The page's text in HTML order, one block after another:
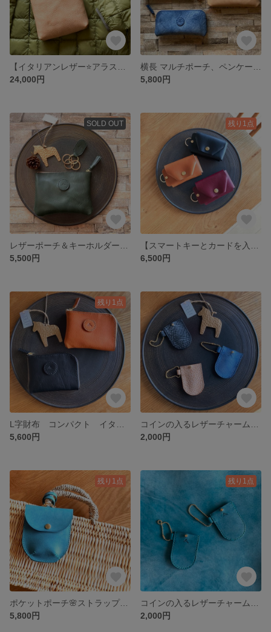
24,000円
5,800円
SOLD OUT
5,500円
残り1点
6,500円
残り1点
5,600円
2,000円
残り1点
ポケットポーチ🌸ストラップ付き ロロマレザー/ターコイズブルー
5,800円
残り1点
2,000円